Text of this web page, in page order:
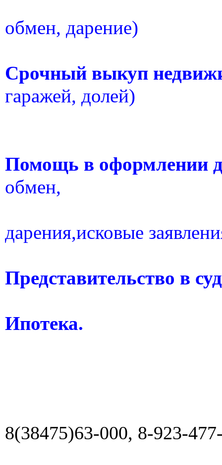
обмен, дарение)
Срочный выкуп
гаражей, долей)
Помощь в оформлении
обмен,
дарения,исковые
Представительство в
Ипотека.
8(38475)63-000, 8-923-